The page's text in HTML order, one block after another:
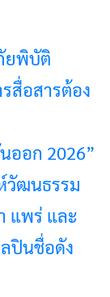
ยพิบัติ
สื่อสารต้อง
ออก 2026”
วัฒนธรรม
แพร่ และ
ปินชื่อดัง